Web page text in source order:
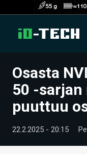
UUTISET
ARTIKKELIT
VIDEOT
TECHBBS
Osasta
50 -
puuttuu
22.2.2025 - 20:15